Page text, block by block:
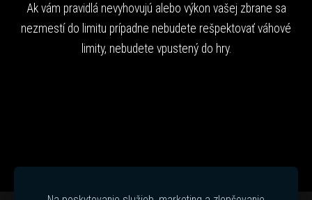
Ak vám pravidlá nevyhovujú alebo výkon vašej zbrane sa
nezmestí do limitu prípadne nebudete rešpektovať váhové
limity, nebudete vpustený do hry.